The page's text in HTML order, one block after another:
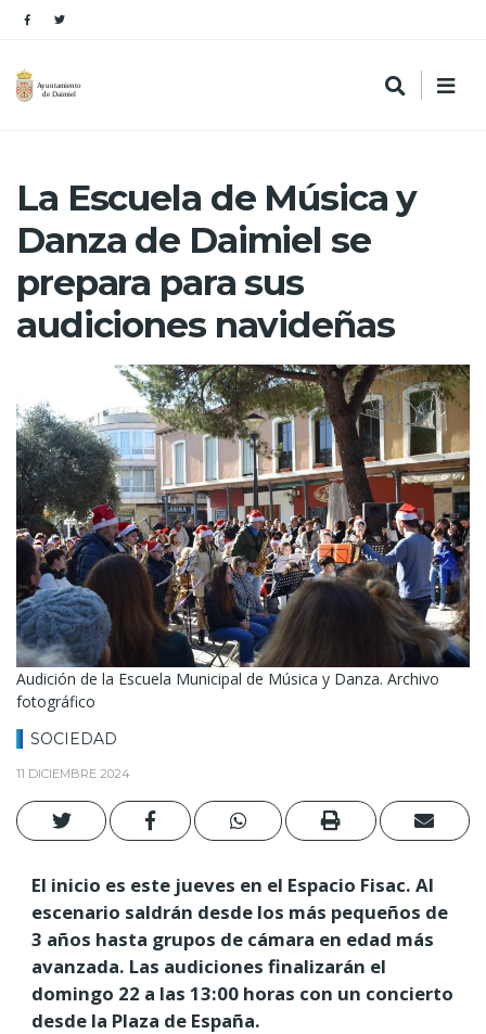
La Escuela de Música y
Danza de Daimiel se
prepara para sus
audiciones navideñas
Audición de la Escuela Municipal de Música y Danza. Archivo
fotográfico
SOCIEDAD
11 DICIEMBRE 2024
El inicio es este jueves en el Espacio Fisac. Al
escenario saldrán desde los más pequeños de
3 años hasta grupos de cámara en edad más
avanzada. Las audiciones finalizarán el
domingo 22 a las 13:00 horas con un concierto
desde la Plaza de España.